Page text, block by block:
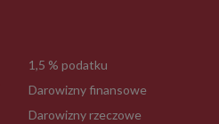
1,5 % podatku
Darowizny finansowe
Darowizny rzeczowe